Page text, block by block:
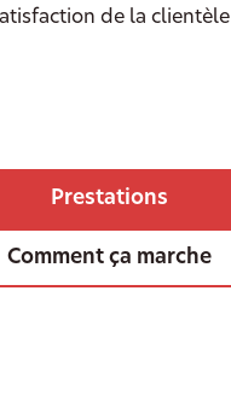
de la clientèle
Prestations
Comment ça marche